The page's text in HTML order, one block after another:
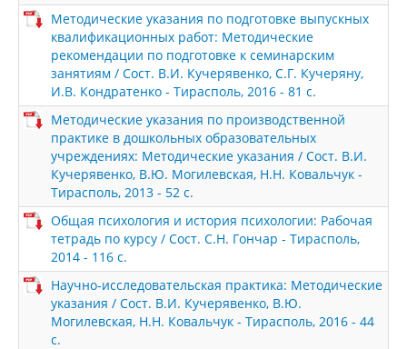
Методические указания по подготовке выпускных
квалификационных работ: Методические
рекомендации по подготовке к семинарским
занятиям / Сост. В.И. Кучерявенко, С.Г. Кучеряну,
И.В. Кондратенко - Тирасполь, 2016 - 81 с.
Методические указания по производственной
практике в дошкольных образовательных
учреждениях: Методические указания / Сост. В.И.
Кучерявенко, В.Ю. Могилевская, Н.Н. Ковальчук -
Тирасполь, 2013 - 52 с.
Общая психология и история психологии: Рабочая
тетрадь по курсу / Сост. С.Н. Гончар - Тирасполь,
2014 - 116 с.
Научно-исследовательская практика: Методические
указания / Сост. В.И. Кучерявенко, В.Ю.
Могилевская, Н.Н. Ковальчук - Тирасполь, 2016 - 44
с.